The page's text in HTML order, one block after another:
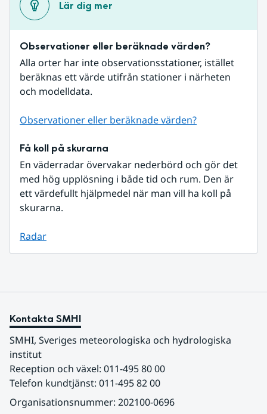
Lär dig mer
Observationer eller beräknade värden?
Alla orter har inte observationsstationer, istället
beräknas ett värde utifrån stationer i närheten
och modelldata.
Observationer eller beräknade värden?
Få koll på skurarna
En väderradar övervakar nederbörd och gör det
med hög upplösning i både tid och rum. Den är
ett värdefullt hjälpmedel när man vill ha koll på
skurarna.
Radar
Kontakta SMHI
SMHI, Sveriges meteorologiska och hydrologiska
institut
Reception och växel: 011-495 80 00
Telefon kundtjänst: 011-495 82 00
Organisationsnummer: 202100-0696